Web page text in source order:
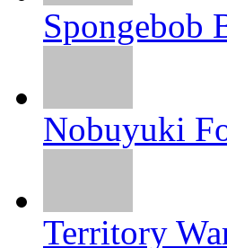
Spongebob
Nobuyuki
Territory